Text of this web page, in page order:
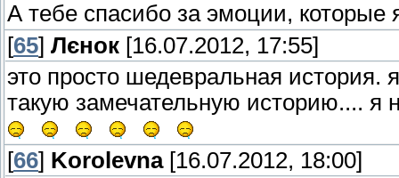
А тебе спасибо за эмоции,
[65] Лєнок [16.07.2012, 17:55]
это просто шедевральная история.
такую замечательную историю.... я
[66] Korolevna[16.07.2012, 18:00]